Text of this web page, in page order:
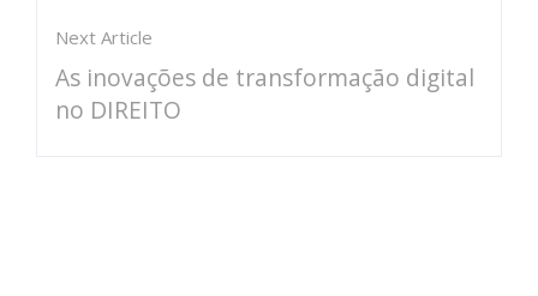
Next Article
As inovações de transformação digital
no DIREITO